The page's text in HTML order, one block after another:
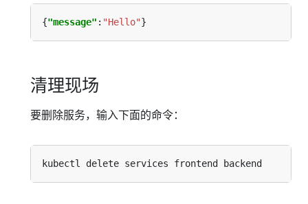
{"message" : "Hello"
清理现场
要删除服务，输入下面的命令：